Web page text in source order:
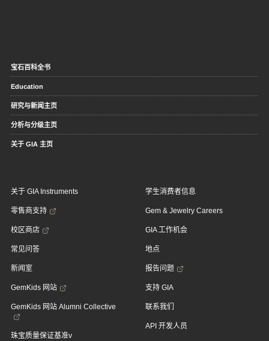
宝石百科全书
Education
研究与新闻主页
分析与分级主页
关于 GIA 主页
关于 GIA Instruments
零售商支持
校区商店
常见问答
新闻室
GemKids 网站
GemKids 网站 Alumni Collective
珠宝质量保证基准v
学生消费者信息
Gem & Jewelry Careers
GIA 工作机会
地点
报告问题
支持 GIA
联系我们
API 开发人员